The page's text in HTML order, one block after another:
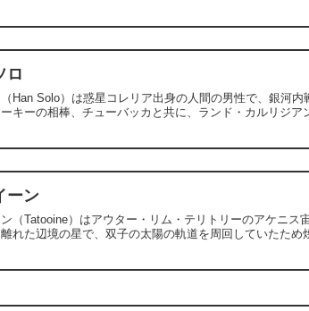
ロ
Han Solo）は惑星コレリア出身の人間の男性で、銀河
キーの相棒、チューバッカと共に、ランド・カルリジア
ーン
（Tatooine）はアウター・リム・テリトリーのアケニ
れた辺境の星で、双子の太陽の軌道を周回していたた